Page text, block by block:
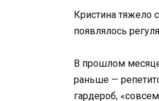
Кристина тяжело
появлялось
В прошлом
раньше —
гардероб,